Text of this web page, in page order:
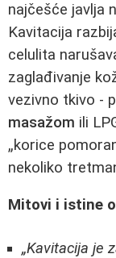
najčešće javlja
Kavitacija
celulita
zaglađivanje
vezivno tkivo -
masažom ili
„korice
nekoliko
Mitovi i istine
„Kavitacija je